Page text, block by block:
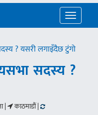
Toggle
? यसरी लगाइँदैछ टुंगो
सदस्य ?
| काठमाडौं |